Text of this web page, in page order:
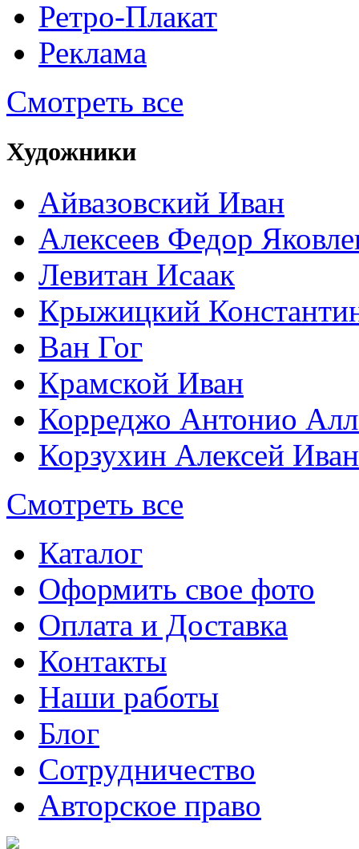
Ретро-Плакат
Реклама
Смотреть все
Художники
Айвазовский Иван
Алексеев Федор
Левитан Исаак
Крыжицкий
Ван Гог
Крамской Иван
Корреджо Антонио
Корзухин Алексей
Смотреть все
Каталог
Оформить свое фото
Оплата и Доставка
Контакты
Наши работы
Блог
Сотрудничество
Авторское право